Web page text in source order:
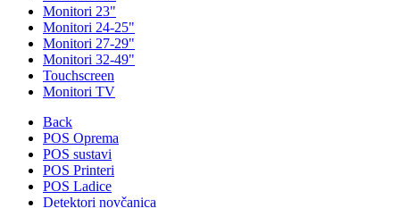
Monitori 23"
Monitori 24-25"
Monitori 27-29"
Monitori 32-49"
Touchscreen
Monitori TV
Back
POS Oprema
POS sustavi
POS Printeri
POS Ladice
Detektori novčanica